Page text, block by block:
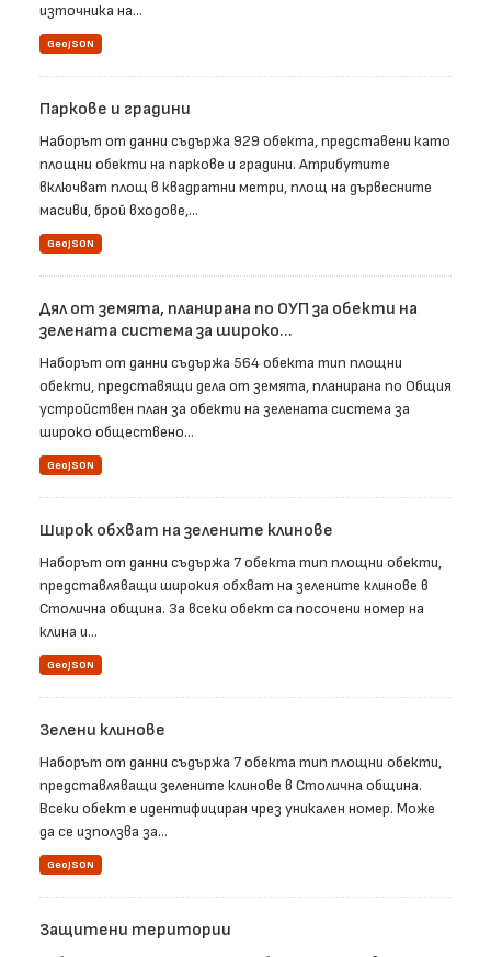
източника на...
GeoJSON
Паркове и градини
Наборът от данни съдържа 929 обекта, представени като
площни обекти на паркове и градини. Атрибутите
включват площ в квадратни метри, площ на дървесните
масиви, брой входове,...
GeoJSON
Дял от земята, планирана по ОУП за обекти на
зелената система за широко...
Наборът от данни съдържа 564 обекта тип площни
обекти, представящи дела от земята, планирана по Общия
устройствен план за обекти на зелената система за
широко обществено...
GeoJSON
Широк обхват на зелените клинове
Наборът от данни съдържа 7 обекта тип площни обекти,
представляващи широкия обхват на зелените клинове в
Столична община. За всеки обект са посочени номер на
клина и...
GeoJSON
Зелени клинове
Наборът от данни съдържа 7 обекта тип площни обекти,
представляващи зелените клинове в Столична община.
Всеки обект е идентифициран чрез уникален номер. Може
да се използва за...
GeoJSON
Защитени територии